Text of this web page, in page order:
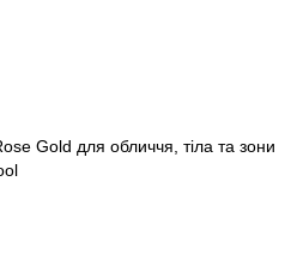
Gold для обличчя, тіла та зони